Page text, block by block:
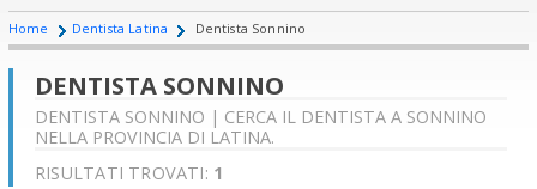
Home Dentista Latina Dentista Sonnino
DENTISTA SONNINO
DENTISTA SONNINO | CERCA IL DENTISTA A SONNINO
NELLA PROVINCIA DI LATINA.
RISULTATI TROVATI: 1